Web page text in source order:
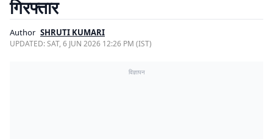
गिरफ्तार
Author SHRUTI KUMARI
UPDATED:SAT, 6 JUN 2026 12:26 PM (IST)
विज्ञापन